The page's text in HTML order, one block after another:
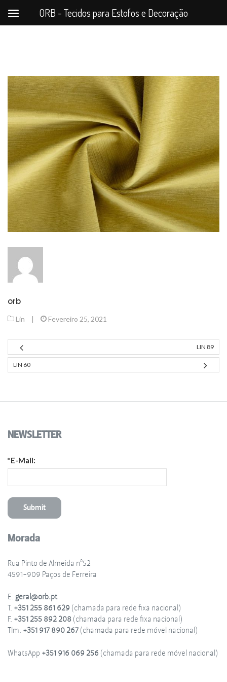
orb
Lin | Fevereiro 25, 2021
LIN 89
LIN 60
NEWSLETTER
*E-Mail:
Morada
Rua Pinto de Almeida nº52
4591-909 Paços de Ferreira
E. geral@orb.pt
T. +351 255 861 629 (chamada para rede fixa nacional)
F. +351 255 892 208(chamada para rede fixa nacional)
Tlm. +351 917 890 267(chamada para rede móvel nacional)
WhatsApp +351 916 069 256 (chamada para rede móvel nacional)
ORB - Tecidos para Estofos e Decoração